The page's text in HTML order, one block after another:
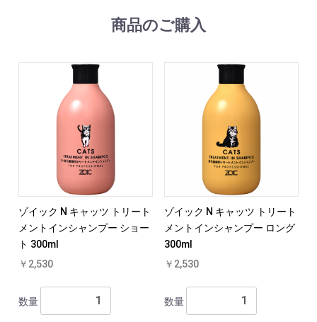
商品のご購入
ゾイック N キャッツ トリート
メントインシャンプー ショー
ト 300ml
￥2,530
数量
ゾイック N キャッツ トリート
メントインシャンプー ロング
300ml
￥2,530
数量